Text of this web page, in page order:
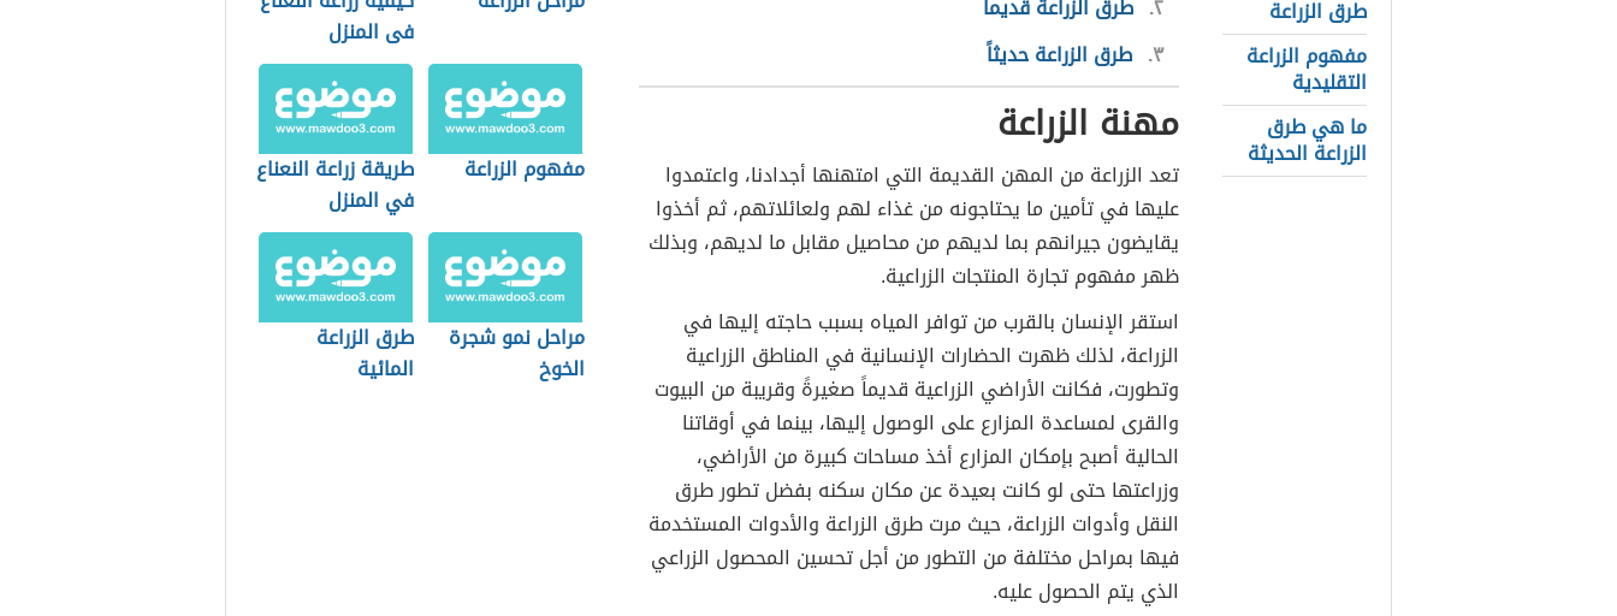
طرق الزراعة
مفهوم الزراعة
التقليدية
ما هي طرق
الزراعة الحديثة
٢ طرق الزراعة قديماً
٣ طرق الزراعة حديثاً
مهنة الزراعة
تعد الزراعة من المهن القديمة التي امتهنها أجدادنا، واعتمدوا
عليها في تأمين ما يحتاجونه من غذاء لهم ولعائلاتهم، ثم أخذوا
يقايضون جيرانهم بما لديهم من محاصيل مقابل ما لديهم، وبذلك
ظهر مفهوم تجارة المنتجات الزراعية.
استقر الإنسان بالقرب من توافر المياه بسبب حاجته إليها في
الزراعة، لذلك ظهرت الحضارات الإنسانية في المناطق الزراعية
وتطورت، فكانت الأراضي الزراعية قديماً صغيرةً وقريبة من البيوت
والقرى لمساعدة المزارع على الوصول إليها، بينما في أوقاتنا
الحالية أصبح بإمكان المزارع أخذ مساحات كبيرة من الأراضي،
وزراعتها حتى لو كانت بعيدة عن مكان سكنه بفضل تطور طرق
النقل وأدوات الزراعة، حيث مرت طرق الزراعة والأدوات المستخدمة
فيها بمراحل مختلفة من التطور من أجل تحسين المحصول الزراعي
الذي يتم الحصول عليه.
فى المنزل
مفهوم الزراعة
طريقة زراعة النعناع
في المنزل
مراحل نمو شجرة
الخوخ
طرق الزراعة
المائية